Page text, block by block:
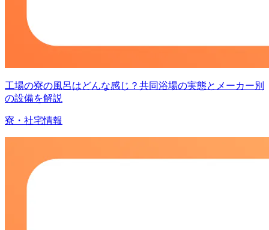
工場の寮の風呂はどんな感じ？共同浴場の実態とメーカー別
の設備を解説
寮・社宅情報